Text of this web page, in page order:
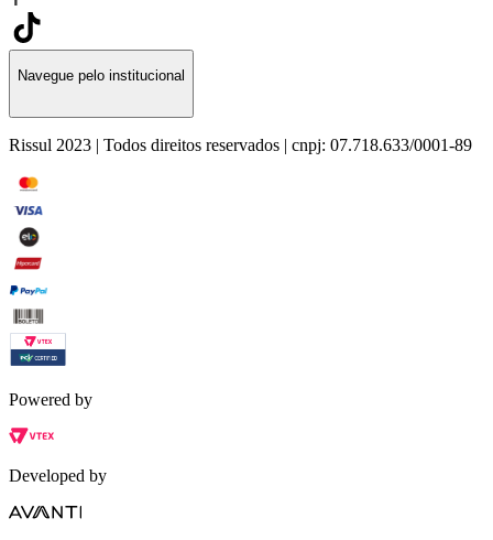
Navegue pelo institucional
Rissul 2023 | Todos direitos reservados | cnpj: 07.718.633/0001-89
Powered by
Developed by